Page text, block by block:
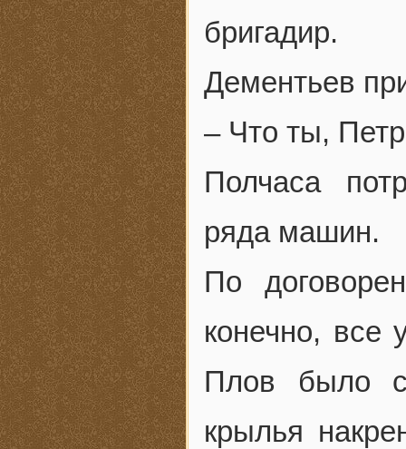
бригадир.
Дементьев
– Что ты,
Полчаса
ряда машин.
По
конечно, все
Плов было
крылья